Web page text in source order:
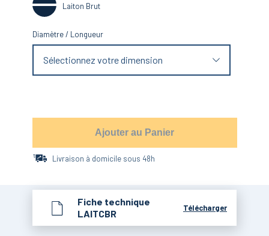
Laiton Brut
Diamètre/ Longueur
Sélectionnez votre dimension
Ajouter au Panier
Livraison à domicile sous 48h
Fiche technique
LAITCBR
Télécharger